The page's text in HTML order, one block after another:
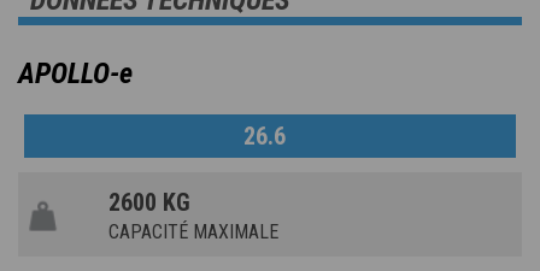
APOLLO-e
26.6
2600 KG
CAPACITÉ MAXIMALE